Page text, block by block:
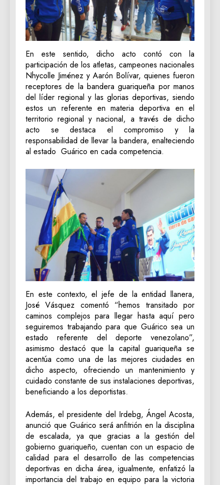
En este sentido, dicho acto contó con la
participación de los atletas, campeones nacionales
Nhycolle Jiménez y Aarón Bolívar, quienes fueron
receptores de la bandera guariqueña por manos
del líder regional y las glorias deportivas, siendo
estos un referente en materia deportiva en el
territorio regional y nacional, a través de dicho
acto se destaca el compromiso y la
responsabilidad de llevar la bandera, enalteciendo
al estado Guárico en cada competencia.
En este contexto, el jefe de la entidad llanera,
José Vásquez comentó “hemos transitado por
caminos complejos para llegar hasta aquí pero
seguiremos trabajando para que Guárico sea un
estado referente del deporte venezolano”,
asimismo destacó que la capital guariqueña se
acentúa como una de las mejores ciudades en
dicho aspecto, ofreciendo un mantenimiento y
cuidado constante de sus instalaciones deportivas,
beneficiando a los deportistas.
Además, el presidente del Irdebg, Ángel Acosta,
anunció que Guárico será anfitrión en la disciplina
de escalada, ya que gracias a la gestión del
gobierno guariqueño, cuentan con un espacio de
calidad para el desarrollo de las competencias
deportivas en dicha área, igualmente, enfatizó la
importancia del trabajo en equipo para la victoria